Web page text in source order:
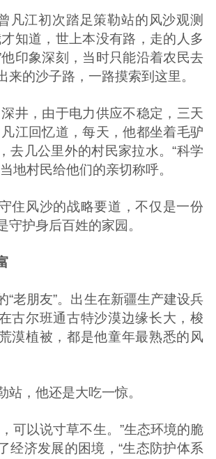
凡江初次踏足策勒站的风沙观测
才知道，世上本没有路，走的人多
印象深刻，当时只能沿着农民去
来的沙子路，一路摸索到这里。
井，由于电力供应不稳定，三天
江回忆道，每天，他都坐着毛驴
去几公里外的村民家拉水。“科学
地村民给他们的亲切称呼。
住风沙的战略要道，不仅是一份
守护身后百姓的家园。
“老朋友”。出生在新疆生产建设兵
古尔班通古特沙漠边缘长大，梭
漠植被，都是他童年最熟悉的风
站，他还是大吃一惊。
可以说寸草不生。”生态环境的脆
经济发展的困境，“生态防护体系